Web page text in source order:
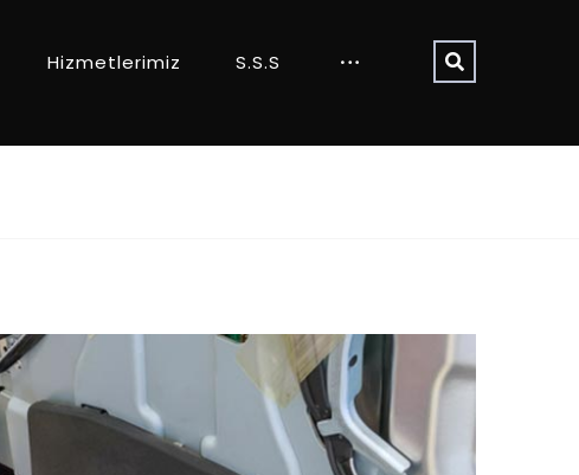
Hizmetlerimiz S.S.S